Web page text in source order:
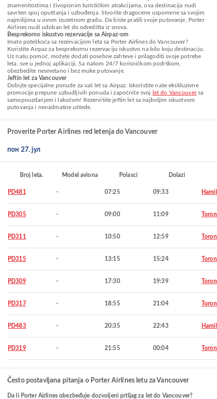
znamenitostima i živopisnim turističkim atrakcijama, ova destinacija nudi
savršen spoj opuštanja i uzbuđenja. Stvorite dragocene uspomene sa svojim
najmilijima u ovom izuzetnom gradu. Da biste pratili svoje putovanje, Porter
Airlines nudi udoban let do odredišta iz snova.
Besprekorno iskustvo rezervacije sa Airpaz-om
Imate poteškoća sa rezervacijom leta sa Porter Airlines do Vancouver?
Koristite Airpaz za besprekornu rezervaciju iskustvo na bilo koju destinaciju.
Uz našu pomoć, možete dodati posebne zahteve i prilagoditi svoje potrebe
leta, sve u jednoj aplikaciji. Sa našom 24/7 korisničkom podrškom,
obezbedite nesmetano i bez muke putovanje.
Jeftin let za Vancouver
Dobijte specijalne ponude za vaš let sa Airpaz. Iskoristite naše ekskluzivne
promocije prepune uzbudljivih ponuda i započnite svoj
let do Vancouversa
samopouzdanjem i lakoćom! Rezervišite jeftin let sa najboljim iskustvom
putovanja i nenadmašne uštede.
Proverite Porter Airlines red letenja do Vancouver
пон 27. јул
Broj leta. Model aviona Polasci Dolazi
PD481 - 07:25 09:33
PD305 - 09:00 11:09
PD311 - 10:50 12:59
PD315 - 13:15 15:24
PD309 - 17:30 19:39
PD317 - 18:55 21:04
PD483 - 20:35 22:43
PD319 - 21:55 00:04
Često postavljana pitanja o Porter Airlines letu za Vancouver
Da li Porter Airlines obezbeđuje dozvoljeni prtljag za let do Vancouver?